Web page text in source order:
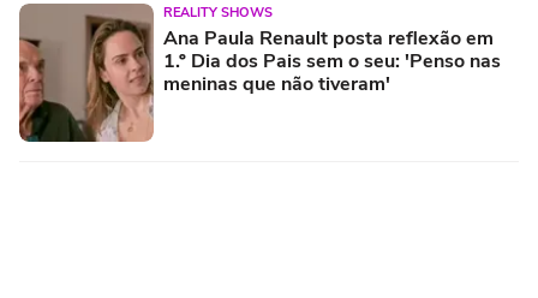
REALITY SHOWS
Ana Paula Renault posta reflexão em
1.º Dia dos Pais sem o seu: 'Penso nas
meninas que não tiveram'